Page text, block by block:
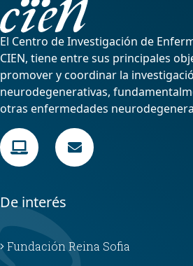
El Centro de Investigación de
CIEN, tiene entre sus principales
promover y coordinar la
neurodegenerativas,
otras enfermedades
De interés
Fundación Reina Sofia